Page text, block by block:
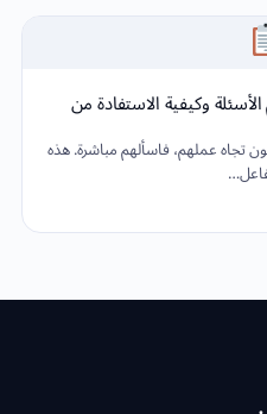
وكيفية الاستفادة من
تجاه عملهم، فاسألهم مباشرة. هذه